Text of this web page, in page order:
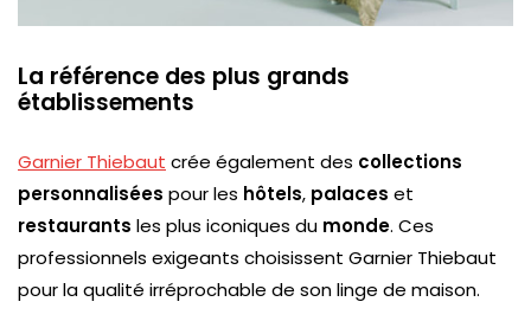
La référence des plus grands
établissements
Garnier Thiebaut crée également des collections
personnalisées pour les hôtels, palaces et
restaurants les plus iconiques du monde. Ces
professionnels exigeants choisissent Garnier Thiebaut
pour la qualité irréprochable de son linge de maison.